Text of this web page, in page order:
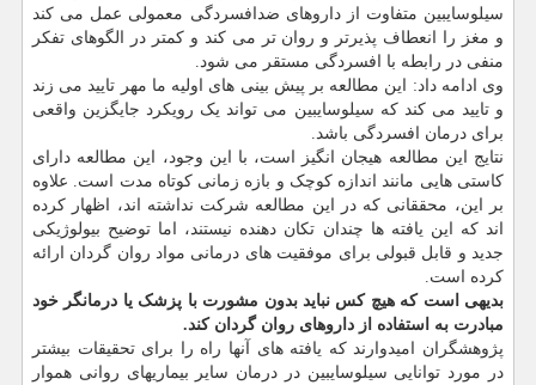
سیلوسایبین متفاوت از داروهای ضدافسردگی معمولی عمل می کند
و مغز را انعطاف پذیرتر و روان تر می کند و کمتر در الگوهای تفکر
منفی در رابطه با افسردگی مستقر می شود.
وی ادامه داد: این مطالعه بر پیش بینی های اولیه ما مهر تایید می زند
و تایید می کند که سیلوسایبین می تواند یک رویکرد جایگزین واقعی
برای درمان افسردگی باشد.
نتایج این مطالعه هیجان انگیز است، با این وجود، این مطالعه دارای
کاستی هایی مانند اندازه کوچک و بازه زمانی کوتاه مدت است. علاوه
بر این، محققانی که در این مطالعه شرکت نداشته اند، اظهار کرده
اند که این یافته ها چندان تکان دهنده نیستند، اما توضیح بیولوژیکی
جدید و قابل قبولی برای موفقیت های درمانی مواد روان گردان ارائه
کرده است.
بدیهی است که هیچ کس نباید بدون مشورت با پزشک یا درمانگر خود
مبادرت به استفاده از داروهای روان گردان کند.
پژوهشگران امیدوارند که یافته های آنها راه را برای تحقیقات بیشتر
در مورد توانایی سیلوسایبین در درمان سایر بیماریهای روانی هموار